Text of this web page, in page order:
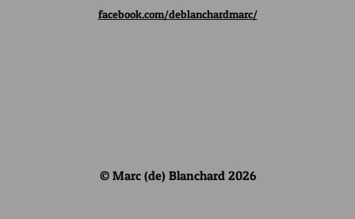
facebook.com/deblanchardmarc/
© Marc (de) Blanchard 2026